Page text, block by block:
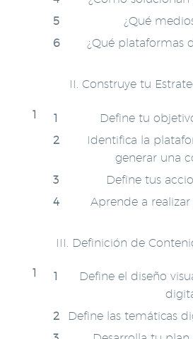
¿Qué
¿Qué plataformas
II. Construye tu
Define tu
Identifica la
generar una
Define tus
Aprende a
III. Definición de
Define el diseño
Define las temáticas